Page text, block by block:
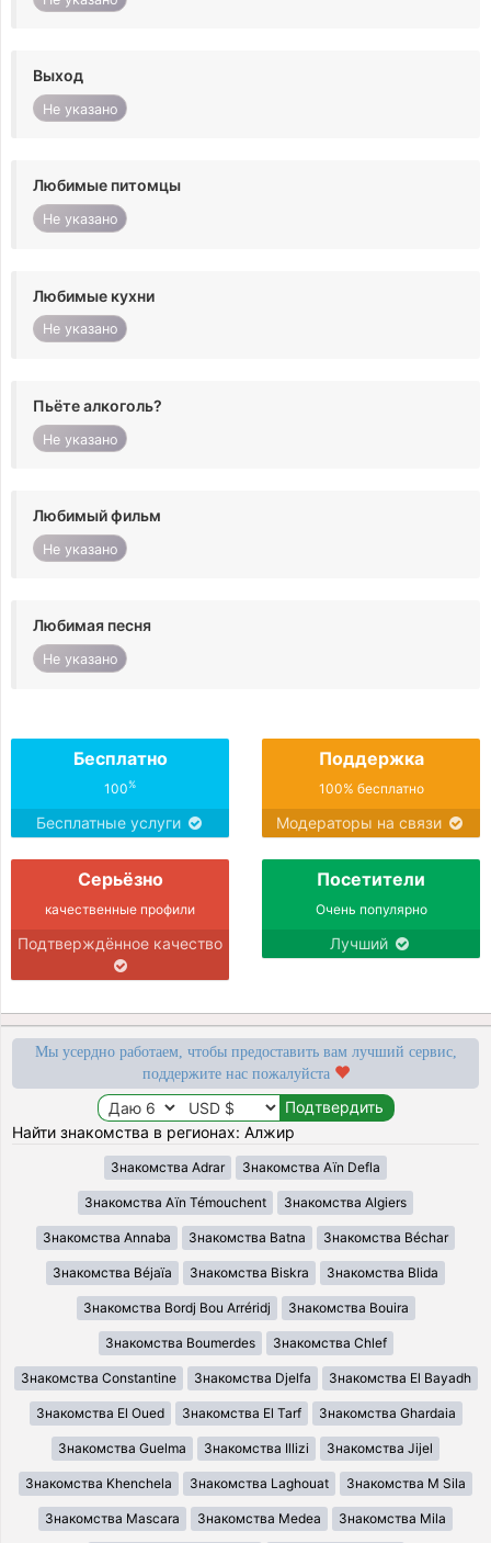
Выход
Не указано
Любимые питомцы
Не указано
Любимые кухни
Не указано
Пьёте алкоголь?
Не указано
Любимый фильм
Не указано
Любимая песня
Не указано
Бесплатно
100%
Бесплатные услуги
Поддержка
100% бесплатно
Модераторы на связи
Серьёзно
качественные профили
Подтверждённое качество
Посетители
Очень популярно
Лучший
Мы усердно работаем, чтобы предоставить вам лучший сервис,
поддержите нас пожалуйста
Найти знакомства в регионах: Алжир
Знакомства Adrar Знакомства Aïn Defla
Знакомства Aïn Témouchent Знакомства Algiers
Знакомства Annaba Знакомства Batna Знакомства Béchar
Знакомства Béjaïa Знакомства Biskra Знакомства Blida
Знакомства Bordj Bou Arréridj Знакомства Bouira
Знакомства Boumerdes Знакомства Chlef
Знакомства Constantine Знакомства Djelfa Знакомства El Bayadh
Знакомства El Oued Знакомства El Tarf Знакомства Ghardaia
Знакомства Guelma Знакомства Illizi Знакомства Jijel
Знакомства Khenchela Знакомства Laghouat Знакомства M Sila
Знакомства Mascara Знакомства Medea Знакомства Mila